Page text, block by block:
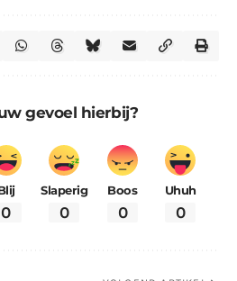
gevoel hierbij?
0
Slaperig
0
Boos
0
Uhuh
0